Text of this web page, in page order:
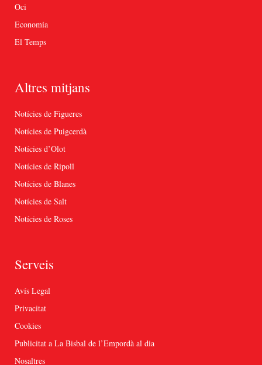
Oci
Economia
El Temps
Altres mitjans
Notícies de Figueres
Notícies de Puigcerdà
Notícies d’Olot
Notícies de Ripoll
Notícies de Blanes
Notícies de Salt
Notícies de Roses
Serveis
Avís Legal
Privacitat
Cookies
Publicitat a La Bisbal de l’Empordà al dia
Nosaltres